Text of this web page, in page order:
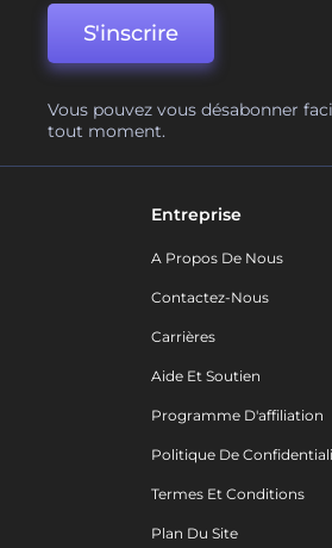
S'inscrire
Vous pouvez vous désabonner
tout moment.
Entreprise
A Propos De Nous
Contactez-Nous
Carrières
Aide Et Soutien
Programme D'affiliation
Politique De
Termes Et Conditions
Plan Du Site